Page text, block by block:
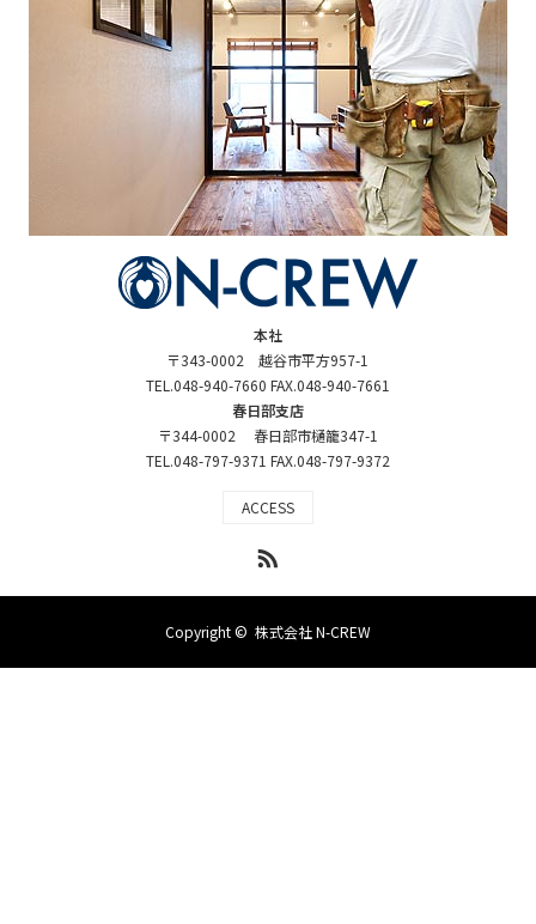
本社
〒343-0002 越谷市平方957-1
TEL.048-940-7660 FAX.048-940-7661
春日部支店
〒344-0002 春日部市樋籠347-1
TEL.048-797-9371 FAX.048-797-9372
ACCESS
Copyright © 株式会社 N-CREW